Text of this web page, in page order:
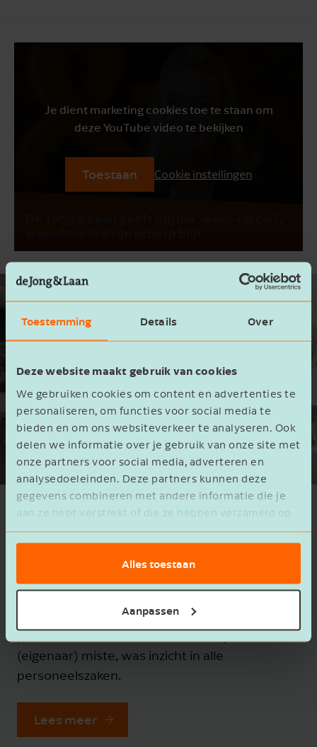
Toestemming Details Over
Deze website maakt gebruik van cookies
We gebruiken cookies om content en advertenties te
personaliseren, om functies voor social media te
bieden en om ons websiteverkeer te analyseren. Ook
delen we informatie over je gebruik van onze site met
onze partners voor social media, adverteren en
analysedoeleinden. Deze partners kunnen deze
gegevens combineren met andere informatie die je
aan ze hebt verstrekt of die ze hebben verzameld op
basis van het gebruik van hun services.
Alles toestaan
Aanpassen
Je dient marketing cookies toe te staan om
deze YouTube video te bekijken
Toestaan Cookie instellingen
Groei begint met een goed gesprek
en vertrouwen
Wat krijg je als je scherpe expertise combineert
met echte betrokkenheid en korte lijntjes? Een
bouwen samen aan een toekomstbestendige
organisatie, met nuchter advies, slimme
inzichten en vertrouwen als fundament.
Benieuwd wat dit voor jouw onderneming kan
betekenen?